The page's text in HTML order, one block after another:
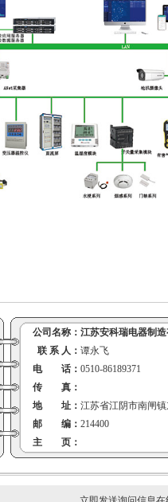
公司名称： 江苏安科瑞电器制造
联 系 人： 谭永飞
电 话： 0510-86189371
传 真：
地 址： 江苏省江阴市南闸
邮 编： 214400
主 页：